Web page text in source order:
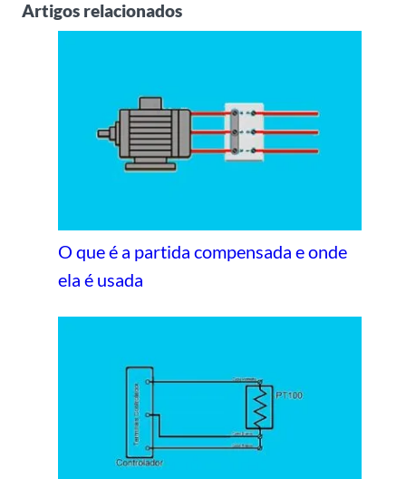
Artigos relacionados
O que é a partida compensada e onde
ela é usada